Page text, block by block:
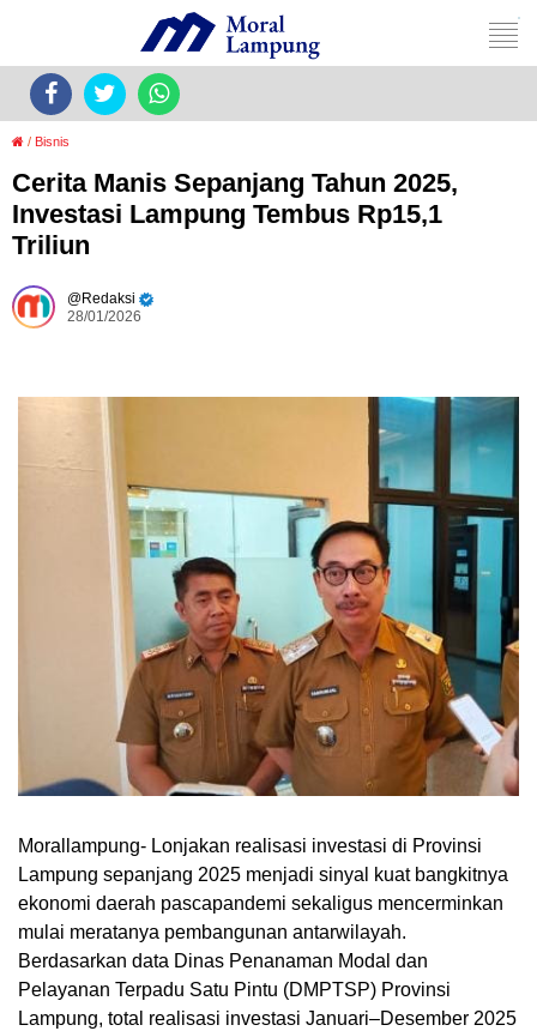
/ Bisnis
Cerita Manis Sepanjang Tahun 2025,
Investasi Lampung Tembus Rp15,1
Triliun
Redaksi
28/01/2026
Morallampung- Lonjakan realisasi investasi di Provinsi
Lampung sepanjang 2025 menjadi sinyal kuat bangkitnya
ekonomi daerah pascapandemi sekaligus mencerminkan
mulai meratanya pembangunan antarwilayah.
Berdasarkan data Dinas Penanaman Modal dan
Pelayanan Terpadu Satu Pintu (DMPTSP) Provinsi
Lampung, total realisasi investasi Januari–Desember 2025